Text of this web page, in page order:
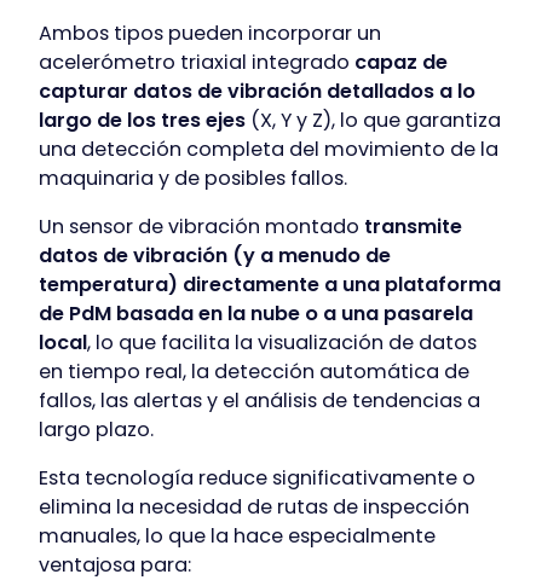
Ambos tipos pueden incorporar un
acelerómetro triaxial integrado capaz de
capturar datos de vibración detallados a lo
largo de los tres ejes (X, Y y Z), lo que garantiza
una detección completa del movimiento de la
maquinaria y de posibles fallos.
Un sensor de vibración montado transmite
datos de vibración (y a menudo de
temperatura) directamente a una plataforma
de PdM basada en la nube o a una pasarela
local, lo que facilita la visualización de datos
en tiempo real, la detección automática de
fallos, las alertas y el análisis de tendencias a
largo plazo.
Esta tecnología reduce significativamente o
elimina la necesidad de rutas de inspección
manuales, lo que la hace especialmente
ventajosa para: